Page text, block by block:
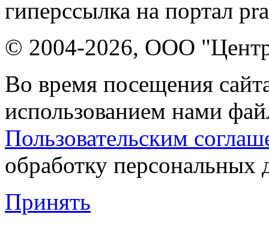
гиперссылка на портал
© 2004-2026, ООО "Центр
Во время посещения
использованием нами
Пользовательским
обработку персональных
Принять